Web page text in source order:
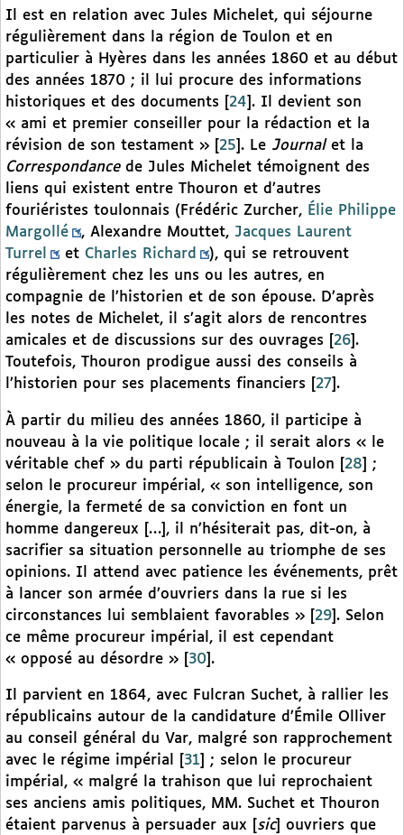
Il est en relation avec Jules Michelet, qui séjourne
régulièrement dans la région de Toulon et en
particulier à Hyères dans les années 1860 et au début
des années 1870 ; il lui procure des informations
historiques et des documents
24 . Il devient son
« ami et premier conseiller pour la rédaction et la
révision de son testament »
25 . Le Journal et la
Correspondance de Jules Michelet témoignent des
liens qui existent entre Thouron et d’autres
fouriéristes toulonnais (Frédéric Zurcher, Élie Philippe
Margollé
, Alexandre Mouttet, Jacques Laurent
Turrel
et Charles Richard
), qui se retrouvent
régulièrement chez les uns ou les autres, en
compagnie de l’historien et de son épouse. D’après
les notes de Michelet, il s’agit alors de rencontres
amicales et de discussions sur des ouvrages
26 .
Toutefois, Thouron prodigue aussi des conseils à
l’historien pour ses placements financiers
27 .
À partir du milieu des années 1860, il participe à
nouveau à la vie politique locale ; il serait alors « le
véritable chef » du parti républicain à Toulon
28
;
selon le procureur impérial, « son intelligence, son
énergie, la fermeté de sa conviction en font un
homme dangereux […], il n’hésiterait pas, dit-on, à
sacrifier sa situation personnelle au triomphe de ses
opinions. Il attend avec patience les événements, prêt
à lancer son armée d’ouvriers dans la rue si les
circonstances lui semblaient favorables »
29 . Selon
ce même procureur impérial, il est cependant
« opposé au désordre »
30 .
Il parvient en 1864, avec Fulcran Suchet, à rallier les
républicains autour de la candidature d’Émile Olliver
au conseil général du Var, malgré son rapprochement
avec le régime impérial
31
; selon le procureur
impérial, « malgré la trahison que lui reprochaient
ses anciens amis politiques, MM. Suchet et Thouron
étaient parvenus à persuader aux [ sic] ouvriers que